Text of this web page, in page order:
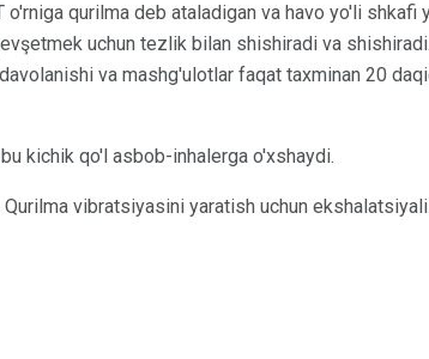
o'rniga qurilma deb ataladigan va havo yo'li
uchun tezlik bilan shishiradi va
va mashg'ulotlar faqat taxminan 20
kichik qo'l asbob-inhalerga o'xshaydi.
vibratsiyasini yaratish uchun